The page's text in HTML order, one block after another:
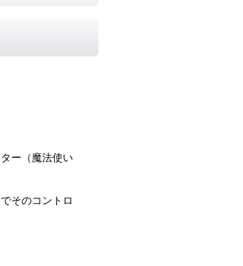
ー（魔法使い
そのコントロ